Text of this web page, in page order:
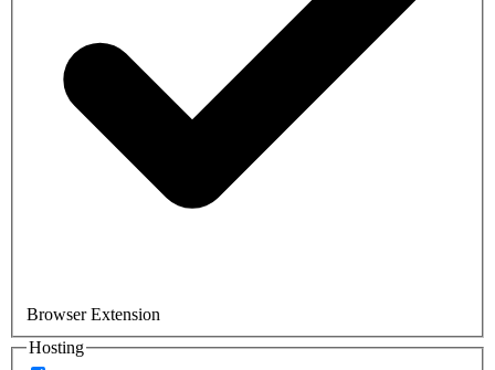
Browser Extension
Hosting